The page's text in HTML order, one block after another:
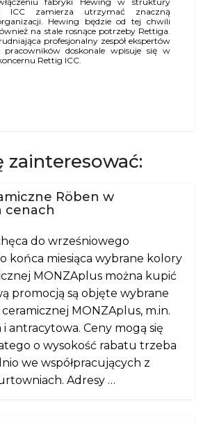
ICC zamierza utrzymać znaczną
Hewing będzie od tej chwili
na stale rosnące potrzeby Rettiga.
profesjonalny zespół ekspertów
pracowników doskonale wpisuje się w
Rettig ICC.
zainteresować:
Röben w
cenach
do wrześniowego
końca miesiąca wybrane kolory
MONZAplus można kupić
promocją są objęte wybrane
MONZAplus, m.in.
antracytowa. Ceny mogą się
o wysokość rabatu trzeba
we współpracujących z
Adresy …